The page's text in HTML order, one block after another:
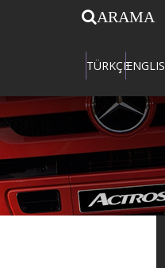
ARAMA
TÜRKÇE